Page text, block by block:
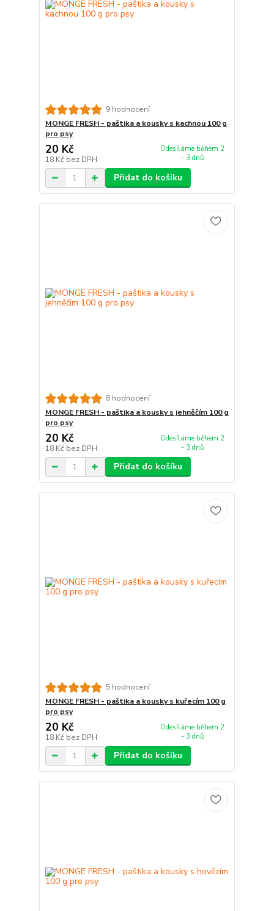
9 hodnocení
MONGE FRESH - paštika a kousky s kachnou 100 g
pro psy
20 Kč
18 Kč bez DPH
Odesíláme během 2
- 3 dnů
Přidat do košíku
8 hodnocení
MONGE FRESH - paštika a kousky s jehněčím 100 g
pro psy
20 Kč
18 Kč bez DPH
Odesíláme během 2
- 3 dnů
Přidat do košíku
5 hodnocení
MONGE FRESH - paštika a kousky s kuřecím 100 g
pro psy
20 Kč
18 Kč bez DPH
Odesíláme během 2
- 3 dnů
Přidat do košíku